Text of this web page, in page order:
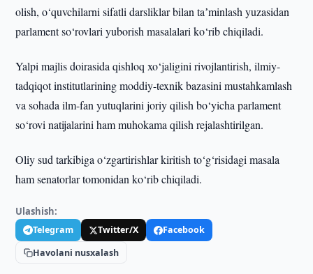
olish, o‘quvchilarni sifatli darsliklar bilan taʼminlash yuzasidan
parlament so‘rovlari yuborish masalalari ko‘rib chiqiladi.
Yalpi majlis doirasida qishloq xo‘jaligini rivojlantirish, ilmiy-
tadqiqot institutlarining moddiy-texnik bazasini mustahkamlash
va sohada ilm-fan yutuqlarini joriy qilish bo‘yicha parlament
so‘rovi natijalarini ham muhokama qilish rejalashtirilgan.
Oliy sud tarkibiga o‘zgartirishlar kiritish to‘g‘risidagi masala
ham senatorlar tomonidan ko‘rib chiqiladi.
Ulashish:
Telegram Twitter/X
Facebook
Havolani nusxalash